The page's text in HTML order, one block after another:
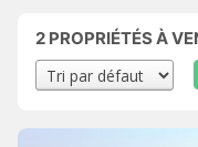
2 PROPRIÉTÉS À